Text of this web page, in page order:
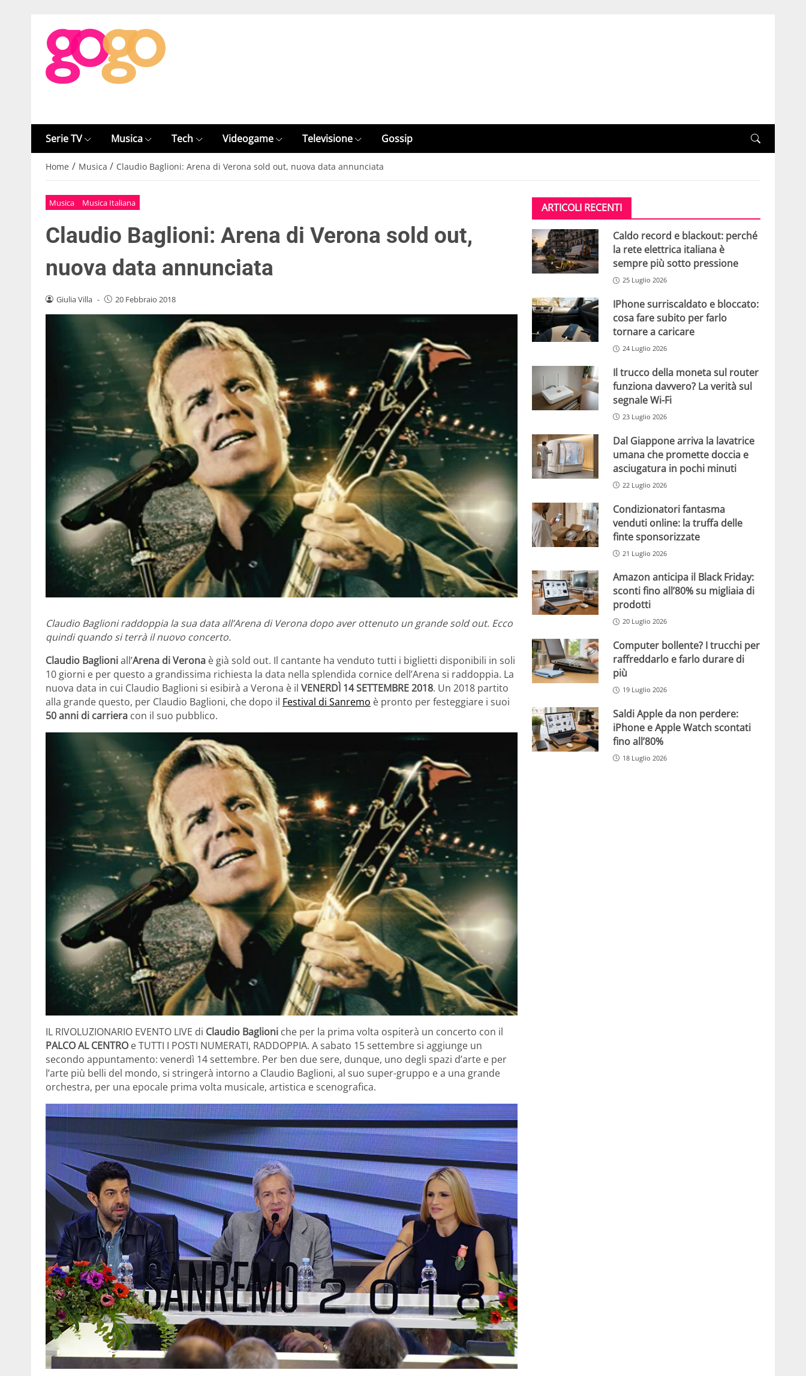
Serie TV Musica Tech Videogame Televisione Gossip
Home / Musica / Claudio Baglioni: Arena di Verona sold out, nuova data annunciata
Musica Musica Italiana
Claudio Baglioni: Arena di Verona sold out,
nuova data annunciata
Giulia Villa - 20 Febbraio 2018
Claudio Baglioni raddoppia la sua data all’Arena di Verona dopo aver ottenuto un grande sold out. Ecco
quindi quando si terrà il nuovo concerto.
Claudio Baglioniall’Arena di Verona è già sold out. Il cantante ha venduto tutti i biglietti disponibili in soli
10 giorni e per questo a grandissima richiesta la data nella splendida cornice dell’Arena si raddoppia. La
nuova data in cui Claudio Baglioni si esibirà a Verona è il VENERDÌ 14 SETTEMBRE 2018. Un 2018 partito
alla grande questo, per Claudio Baglioni, che dopo il Festival di Sanremo è pronto per festeggiare i suoi
50 anni di carriera con il suo pubblico.
IL RIVOLUZIONARIO EVENTO LIVE di Claudio Baglioni che per la prima volta ospiterà un concerto con il
PALCO AL CENTRO e TUTTI I POSTI NUMERATI, RADDOPPIA. A sabato 15 settembre si aggiunge un
secondo appuntamento: venerdì 14 settembre. Per ben due sere, dunque, uno degli spazi d’arte e per
l’arte più belli del mondo, si stringerà intorno a Claudio Baglioni, al suo super-gruppo e a una grande
orchestra, per una epocale prima volta musicale, artistica e scenografica.
ARTICOLI RECENTI
Caldo record e blackout: perché
la rete elettrica italiana è
sempre più sotto pressione
25 Luglio 2026
IPhone surriscaldato e bloccato:
cosa fare subito per farlo
tornare a caricare
24 Luglio 2026
Il trucco della moneta sul router
funziona davvero? La verità sul
segnale Wi-Fi
23 Luglio 2026
Dal Giappone arriva la lavatrice
umana che promette doccia e
asciugatura in pochi minuti
22 Luglio 2026
Condizionatori fantasma
venduti online: la truffa delle
finte sponsorizzate
21 Luglio 2026
Amazon anticipa il Black Friday:
sconti fino all’80% su migliaia di
prodotti
20 Luglio 2026
Computer bollente? I trucchi per
raffreddarlo e farlo durare di
più
19 Luglio 2026
Saldi Apple da non perdere:
iPhone e Apple Watch scontati
fino all’80%
18 Luglio 2026